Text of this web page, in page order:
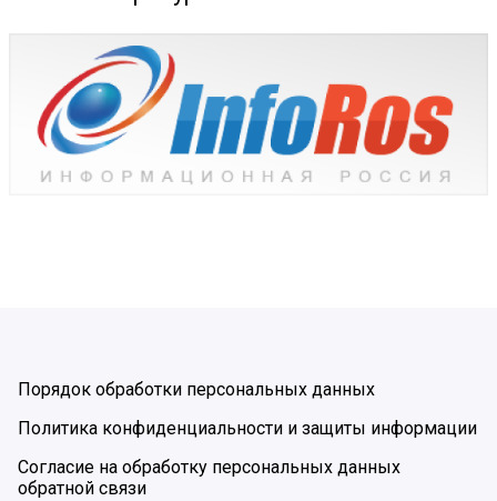
Порядок обработки персональных данных
Политика конфиденциальности и защиты информации
Согласие на обработку персональных данных
обратной связи